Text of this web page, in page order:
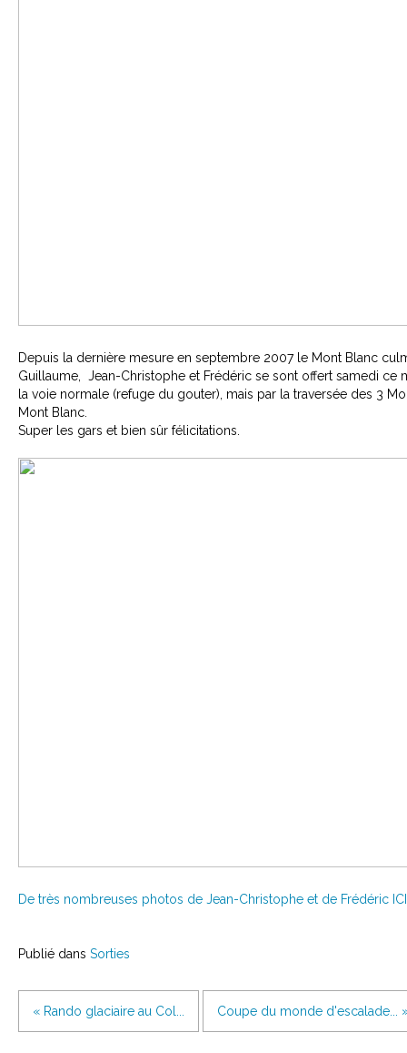
Depuis la dernière mesure en septembre 2007 le Mont Blanc
Guillaume, Jean-Christophe et Frédéric se sont offert samedi ce
la voie normale (refuge du gouter), mais par la traversée des 3
Mont Blanc.
Super les gars et bien sûr félicitations.
De très nombreuses photos de Jean-Christophe et de Frédéric ICI
Publié dans Sorties
« Rando glaciaire au Col... Coupe du monde d'escalade...